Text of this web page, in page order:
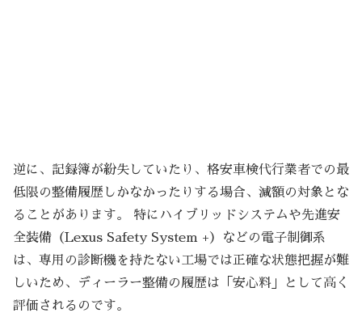
逆に、記録簿が紛失していたり、格安車検代行業者での最
低限の整備履歴しかなかったりする場合、減額の対象とな
ることがあります。 特にハイブリッドシステムや先進安
全装備（Lexus Safety System +）などの電子制御系
は、専用の診断機を持たない工場では正確な状態把握が難
しいため、ディーラー整備の履歴は「安心料」として高く
評価されるのです。